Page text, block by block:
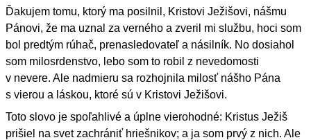
Ďakujem tomu, ktorý ma posilnil, Kristovi Ježišovi, nášmu
Pánovi, že ma uznal za verného a zveril mi službu, hoci som
bol predtým rúhač, prenasledovateľ a násilník. No dosiahol
som milosrdenstvo, lebo som to robil z nevedomosti
v nevere. Ale nadmieru sa rozhojnila milosť nášho Pána
s vierou a láskou, ktoré sú v Kristovi Ježišovi.
Toto slovo je spoľahlivé a úplne vierohodné: Kristus Ježiš
prišiel na svet zachrániť hriešnikov; a ja som prvý z nich. Ale